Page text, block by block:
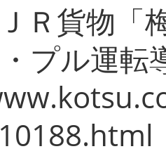
Ｒ貨物「
プル運転